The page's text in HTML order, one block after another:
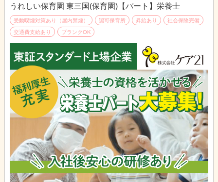
うれしい保育園 東三国(保育園)【パート】栄養士
受動喫煙対策あり（屋内禁煙） 認可保育所 昇給あり
社会保険完備
交通費支給あり
ブランクOK